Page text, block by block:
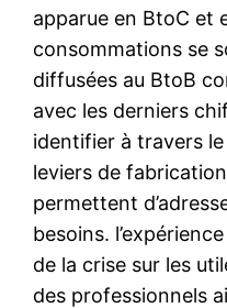
apparue en BtoC et
consommations se
diffusées au BtoB
avec les derniers
identifier à travers
leviers de
permettent
besoins.
de la crise sur les
des professionnels